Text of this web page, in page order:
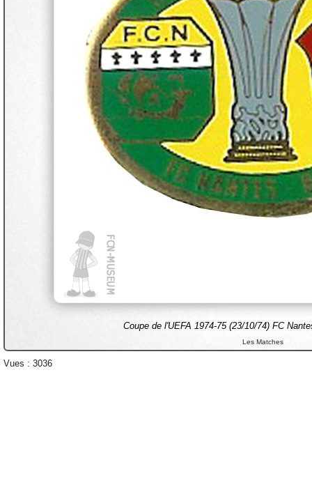
Coupe de l'UEFA 1974-75 (23/10/74) FC
Les Matches
Vues : 3036